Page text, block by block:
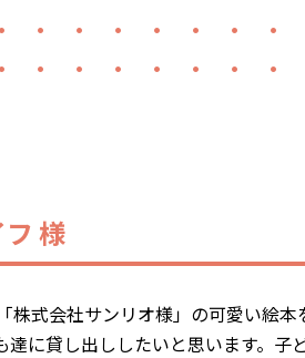
里親支援
様
株式会社サンリオ様」の可愛い絵
達に貸し出ししたいと思います。